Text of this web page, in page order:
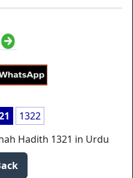
1322
Hadith 1321 in Urdu
⬅️